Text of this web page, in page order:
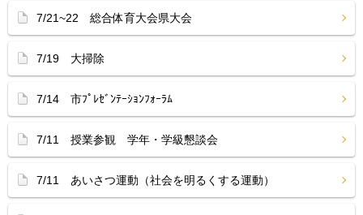
7/21~22 総合体育大会県大会
7/19 大掃除
7/14 市ﾌﾟﾚｾﾞﾝﾃｰｼｮﾝﾌｫｰﾗﾑ
7/11 授業参観 学年・学級懇談会
7/11 あいさつ運動（社会を明るくする運動）